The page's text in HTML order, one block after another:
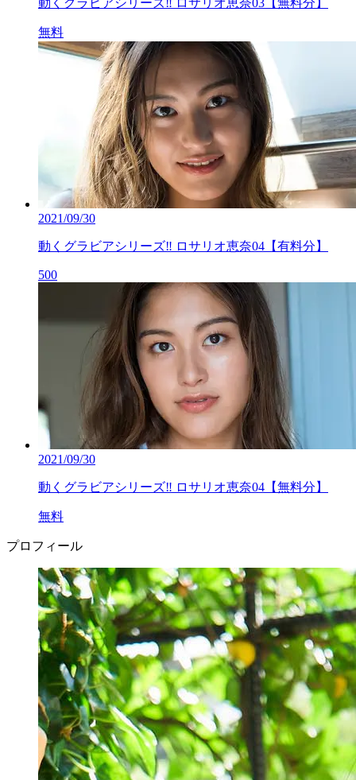
無料
2021/09/30
動くグラビアシリーズ‼ ロサリオ恵奈04【有料分】
500
2021/09/30
動くグラビアシリーズ‼ ロサリオ恵奈04【無料分】
無料
プロフィール